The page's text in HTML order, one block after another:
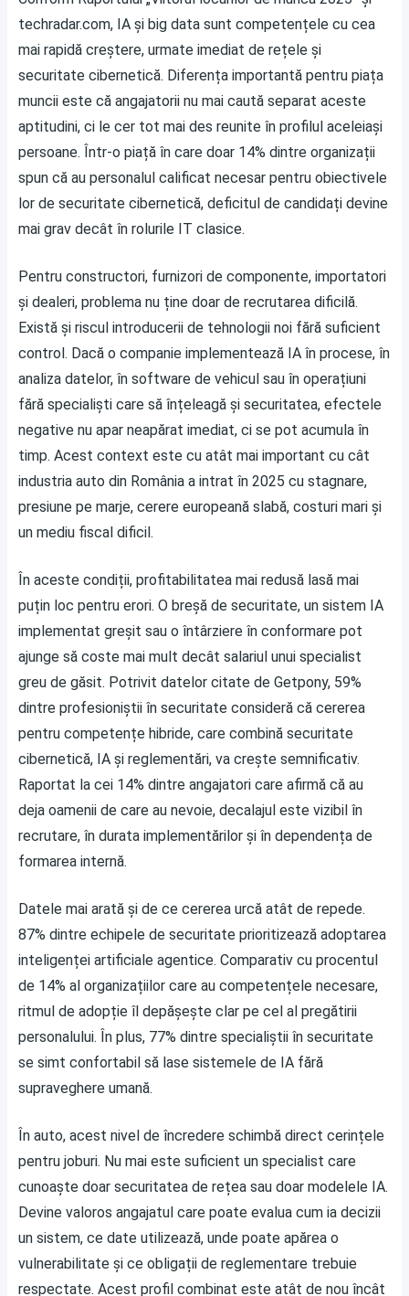
techradar.com, IA și big data sunt competențele cu cea
mai rapidă creștere, urmate imediat de rețele și
securitate cibernetică. Diferența importantă pentru piața
muncii este că angajatorii nu mai caută separat aceste
aptitudini, ci le cer tot mai des reunite în profilul aceleiași
persoane. Într-o piață în care doar 14% dintre organizații
spun că au personalul calificat necesar pentru obiectivele
lor de securitate cibernetică, deficitul de candidați devine
mai grav decât în rolurile IT clasice.
Pentru constructori, furnizori de componente, importatori
și dealeri, problema nu ține doar de recrutarea dificilă.
Există și riscul introducerii de tehnologii noi fără suficient
control. Dacă o companie implementează IA în procese, în
analiza datelor, în software de vehicul sau în operațiuni
fără specialiști care să înțeleagă și securitatea, efectele
negative nu apar neapărat imediat, ci se pot acumula în
timp. Acest context este cu atât mai important cu cât
industria auto din România a intrat în 2025 cu stagnare,
presiune pe marje, cerere europeană slabă, costuri mari și
un mediu fiscal dificil.
În aceste condiții, profitabilitatea mai redusă lasă mai
puțin loc pentru erori. O breșă de securitate, un sistem IA
implementat greșit sau o întârziere în conformare pot
ajunge să coste mai mult decât salariul unui specialist
greu de găsit. Potrivit datelor citate de Getpony, 59%
dintre profesioniștii în securitate consideră că cererea
pentru competențe hibride, care combină securitate
cibernetică, IA și reglementări, va crește semnificativ.
Raportat la cei 14% dintre angajatori care afirmă că au
deja oamenii de care au nevoie, decalajul este vizibil în
recrutare, în durata implementărilor și în dependența de
formarea internă.
Datele mai arată și de ce cererea urcă atât de repede.
87% dintre echipele de securitate prioritizează adoptarea
inteligenței artificiale agentice. Comparativ cu procentul
de 14% al organizațiilor care au competențele necesare,
ritmul de adopție îl depășește clar pe cel al pregătirii
personalului. În plus, 77% dintre specialiștii în securitate
se simt confortabil să lase sistemele de IA fără
supraveghere umană.
În auto, acest nivel de încredere schimbă direct cerințele
pentru joburi. Nu mai este suficient un specialist care
cunoaște doar securitatea de rețea sau doar modelele IA.
Devine valoros angajatul care poate evalua cum ia decizii
un sistem, ce date utilizează, unde poate apărea o
vulnerabilitate și ce obligații de reglementare trebuie
respectate. Acest profil combinat este atât de nou încât